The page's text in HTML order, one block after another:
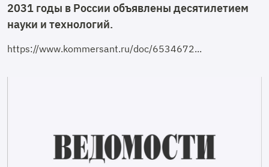
2031 годы в России объявлены десятилетием
науки и технологий.
https://www.kommersant.ru/doc/6534672...